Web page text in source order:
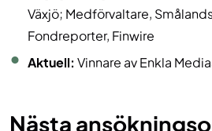
Växjö; Medförvaltare,
Fondreporter, Finwire
Aktuell: Vinnare av Enkla
Nästa